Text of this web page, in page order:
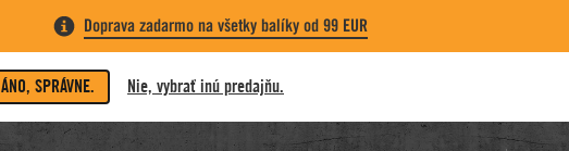
Doprava zadarmo na všetky balíky od 99 EUR
ÁNO, SPRÁVNE. Nie, vybrať inú predajňu.